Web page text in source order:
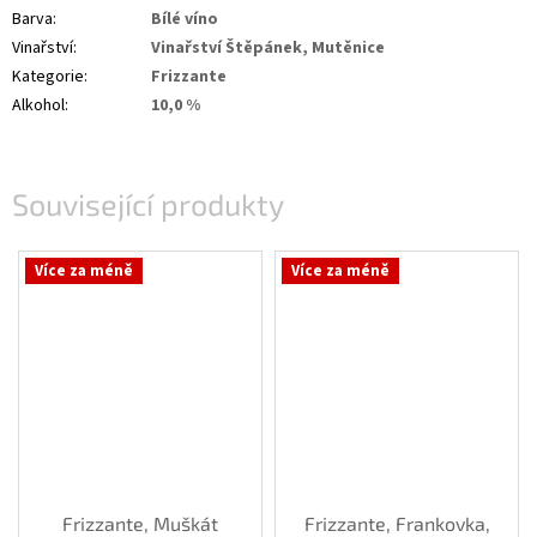
Související produkty
Více za méně
Frizzante, Muškát
Více za méně
Frizzante, Frankovka,
Barva:
Bílé víno
Vinařství:
Vinařství Štěpánek, Mutěnice
Kategorie:
Frizzante
Alkohol: 10,0 %